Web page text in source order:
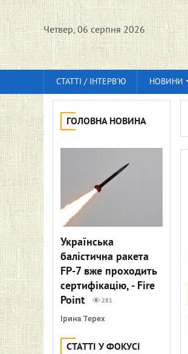
Четвер, 06 серпня 2026
СТАТТІ / ІНТЕРВ'Ю НОВИНИ
ГОЛОВНА НОВИНА
Українська
балістична ракета
FP-7 вже проходить
сертифікацію, - Fire
Point
281
Ірина Терех
СТАТТІ У ФОКУСІ